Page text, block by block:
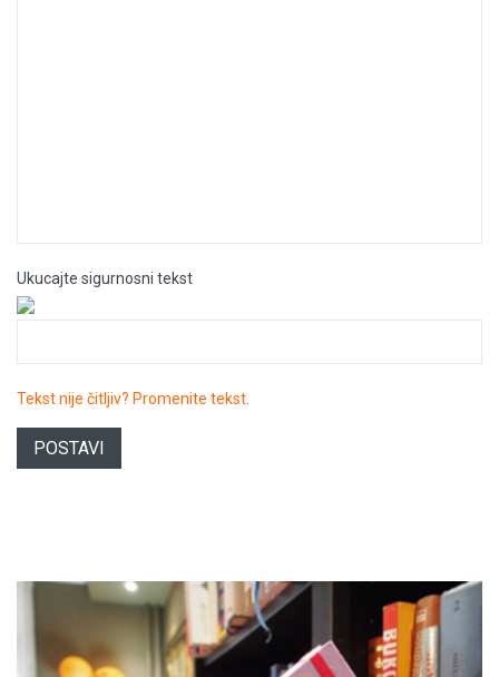
Ukucajte sigurnosni tekst
Tekst nije čitljiv? Promenite tekst.
POSTAVI